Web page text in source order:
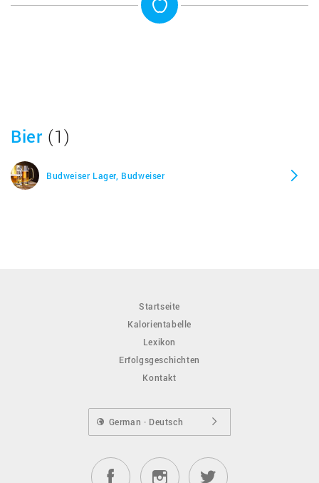
Bier (1)
Budweiser Lager, Budweiser
Startseite
Kalorientabelle
Lexikon
Erfolgsgeschichten
Kontakt
German · Deutsch